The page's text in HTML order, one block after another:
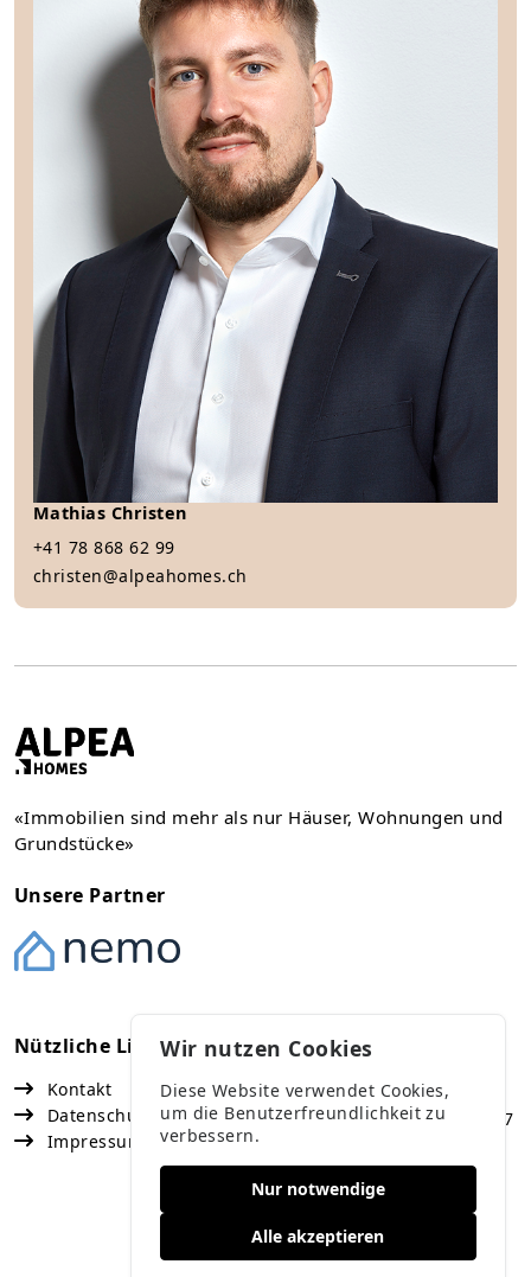
Mathias Christen
+41 78 868 62 99
christen@alpeahomes.ch
«Immobilien sind mehr als nur Häuser, Wohnungen und
Grundstücke»
Unsere Partner
Nützliche Links
Kontakt
Datenschutz
Impressum
Kontakt
Vaduz
Fürst Franz Josef Strasse 67
Buchs
+41 78 868 62 99
Wir nutzen Cookies
Diese Website verwendet Cookies,
um die Benutzerfreundlichkeit zu
verbessern.
Nur notwendige
Alle akzeptieren